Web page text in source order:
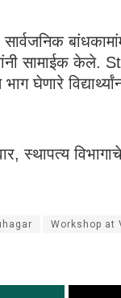
सामाईक
घेणारे
स्थापत्य
Workshop at